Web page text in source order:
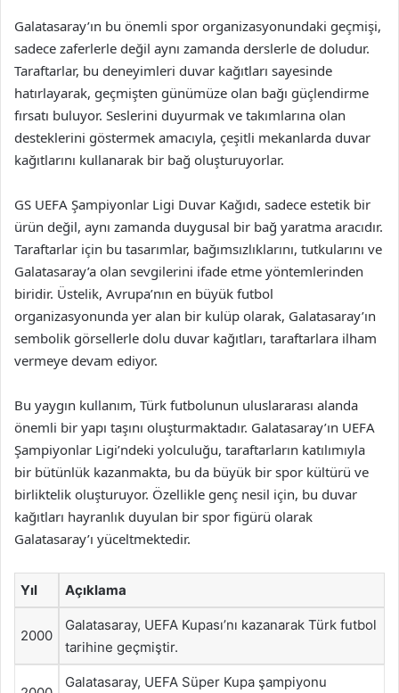
Galatasaray’ın bu önemli spor organizasyonundaki geçmişi,
sadece zaferlerle değil aynı zamanda derslerle de doludur.
Taraftarlar, bu deneyimleri duvar kağıtları sayesinde
hatırlayarak, geçmişten günümüze olan bağı güçlendirme
fırsatı buluyor. Seslerini duyurmak ve takımlarına olan
desteklerini göstermek amacıyla, çeşitli mekanlarda duvar
kağıtlarını kullanarak bir bağ oluşturuyorlar.
GS UEFA Şampiyonlar Ligi Duvar Kağıdı, sadece estetik bir
ürün değil, aynı zamanda duygusal bir bağ yaratma aracıdır.
Taraftarlar için bu tasarımlar, bağımsızlıklarını, tutkularını ve
Galatasaray’a olan sevgilerini ifade etme yöntemlerinden
biridir. Üstelik, Avrupa’nın en büyük futbol
organizasyonunda yer alan bir kulüp olarak, Galatasaray’ın
sembolik görsellerle dolu duvar kağıtları, taraftarlara ilham
vermeye devam ediyor.
Bu yaygın kullanım, Türk futbolunun uluslararası alanda
önemli bir yapı taşını oluşturmaktadır. Galatasaray’ın UEFA
Şampiyonlar Ligi’ndeki yolculuğu, taraftarların katılımıyla
bir bütünlük kazanmakta, bu da büyük bir spor kültürü ve
birliktelik oluşturuyor. Özellikle genç nesil için, bu duvar
kağıtları hayranlık duyulan bir spor figürü olarak
Galatasaray’ı yüceltmektedir.
Yıl Açıklama
2000
Galatasaray, UEFA Kupası’nı kazanarak Türk futbol
tarihine geçmiştir.
Galatasaray, UEFA Süper Kupa şampiyonu